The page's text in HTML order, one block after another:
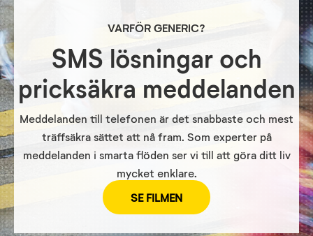
VARFÖR GENERIC?
SMS lösningar och
pricksäkra meddelanden
Meddelanden till telefonen är det snabbaste och mest
träffsäkra sättet att nå fram. Som experter på
meddelanden i smarta flöden ser vi till att göra ditt liv
mycket enklare.
SE FILMEN